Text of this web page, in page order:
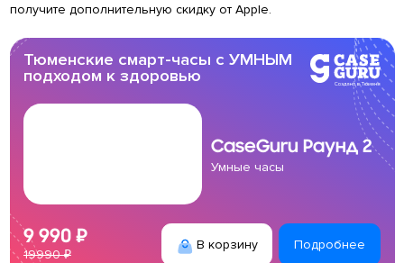
получите дополнительную скидку от Apple.
Тюменские смарт-часы с УМНЫМ
подходом к здоровью
CaseGuru Раунд 2
Умные часы
19990 ₽
9 990 ₽ В корзину Подробнее